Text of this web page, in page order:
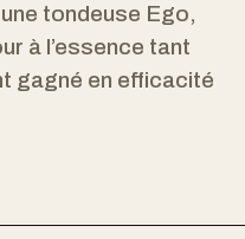
tondeuse Ego,
à l’essence tant
gagné en efficacité